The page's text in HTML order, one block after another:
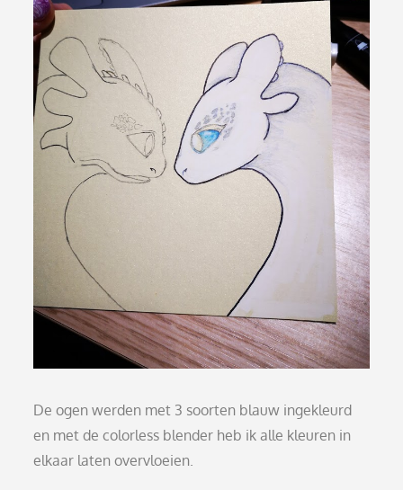
De ogen werden met 3 soorten blauw ingekleurd
en met de colorless blender heb ik alle kleuren in
elkaar laten overvloeien.